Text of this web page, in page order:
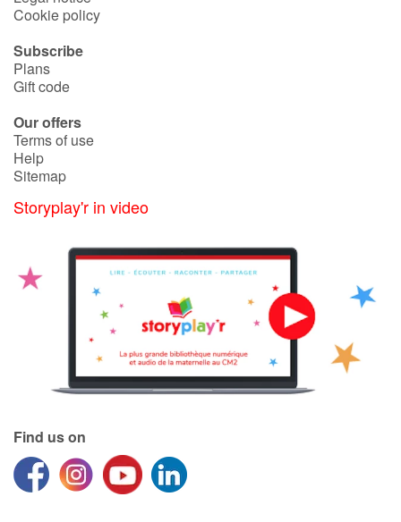
Documentaries
With the family
Daily life and hobbies
At school
Festivals and events
Love and friendship
Emotions and feelings
Formats and illustrations
Catalogue anglais
Cookie policy
Subscribe
Plans
Gift code
Our offers
Terms of use
Help
Sitemap
Storyplay'r in video
Find us on